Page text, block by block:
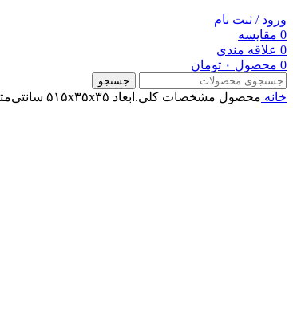
ورود / ثبت نام
0 مقایسه
0 علاقه مندی
0 محصول ۰ تومان
جستجو
خانه محصول مشخصات کلی.ابعاد ۵۱۵x۳۵x۳۵ سانتی‌متر